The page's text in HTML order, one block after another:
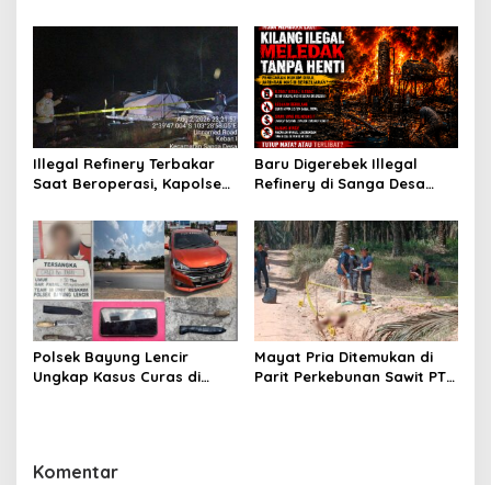
Presisi
Subsidi untuk Ringankan
Beban Warga
Illegal Refinery Terbakar
Saat Beroperasi, Kapolsek
Penindakan dan
Pencegahan Terus
Dilakukan
Baru Digerebek Illegal
Refinery di Sanga Desa
Hukum Dipertanyakan
Polsek Bayung Lencir
Ungkap Kasus Curas di
Mayat Pria Ditemukan di
Parit Perkebunan Sawit PT
Komentar